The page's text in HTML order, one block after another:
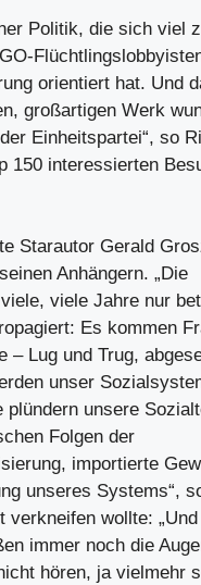
Politik, die sich viel
orientiert hat. Und
großartigen Werk
Einheitspartei“, so
150 interessierten
Starautor Gerald
Anhängern. „Die
viele Jahre nur
Es kommen
– Lug und Trug,
unser
unsere
Folgen der
importierte
unseres Systems“,
wollte: „Und
immer noch die
hören, ja vielmehr